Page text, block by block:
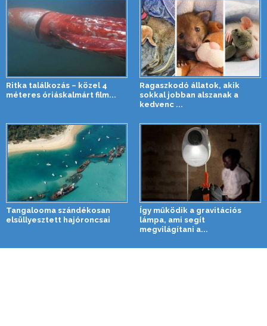
Ritka találkozás – közel 4
méteres óriáskalmárt film...
Ragaszkodó állatok, akik
sokkal jobban alszanak a
kedvenc ...
Tangalooma szándékosan
elsüllyesztett hajóroncsai
Így működik a gravitációs
lámpa, ami segít
megvilágítani a...